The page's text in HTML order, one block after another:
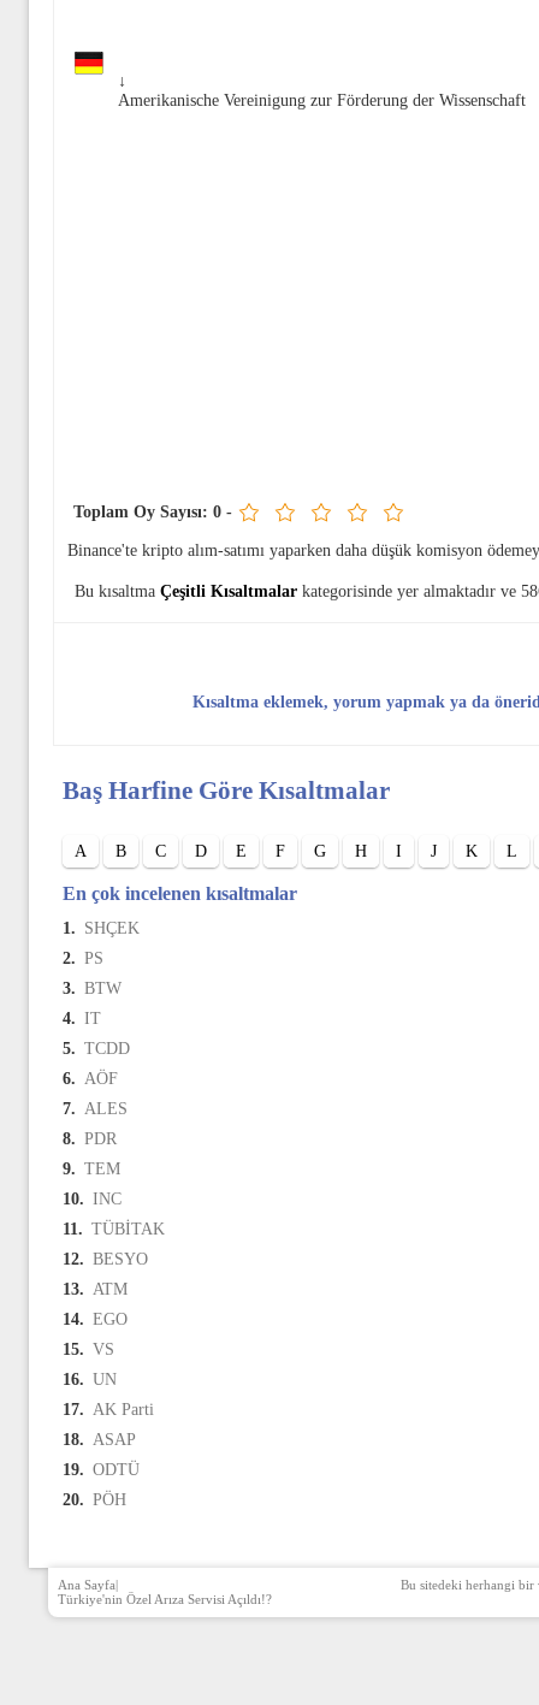
↓
Amerikanische Vereinigung zur Förderung der Wissenschaft
Toplam Oy Sayısı: 0-
Binance'te kripto alım-satımı yaparken daha düşük komisyon
Bu kısaltma Çeşitli Kısaltmalar kategorisinde yer almaktadır ve
Kısaltma eklemek, yorum yapmak ya da
Baş Harfine Göre Kısaltmalar
A B C D E F G H I J K L
En çok incelenen kısaltmalar
1. SHÇEK
2. PS
3. BTW
4. IT
5. TCDD
6. AÖF
7. ALES
8. PDR
9. TEM
10. INC
11. TÜBİTAK
12. BESYO
13. ATM
14. EGO
15. VS
16. UN
17. AK Parti
18. ASAP
19. ODTÜ
20. PÖH
Ana Sayfa|
Türkiye'nin Özel Arıza Servisi Açıldı!?
Bu sitedeki herhangi bir